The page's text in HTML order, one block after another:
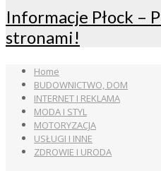
Informacje Płock –
stronami!
Home
BUDOWNICTWO, DOM
INTERNET I REKLAMA
MODA I STYL
MOTORYZACJA
USŁUGI I INNE
ZDROWIE I URODA